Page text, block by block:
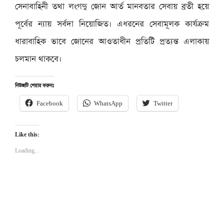
সেনাবাহিনী তথা লংগদু জোন আর্ত মানবতার সেবায় ব্রতী হয়ে
পূর্বের ন্যায় সর্বদা নিয়োজিত। এধরনের সেবামূলক কার্যক্রম
ধারাবাহিক ভাবে জোনের আওতাধীন প্রতিটি প্রত্যন্ত এলাকায়
চলমান থাকবে।
নিউজটি শেয়ার করুনঃ
Facebook WhatsApp Twitter
Like this:
Loading...